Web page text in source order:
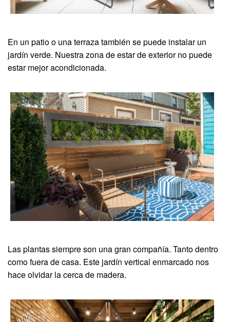
En un patio o una terraza también se puede instalar un
jardín verde. Nuestra zona de estar de exterior no puede
estar mejor acondicionada.
Las plantas siempre son una gran compañía. Tanto dentro
como fuera de casa. Este jardín vertical enmarcado nos
hace olvidar la cerca de madera.